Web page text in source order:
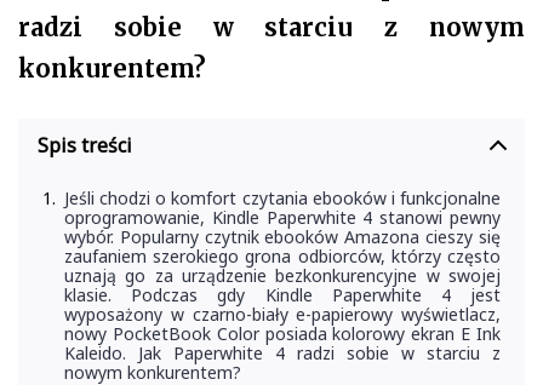
radzi sobie w starciu z nowym
konkurentem?
Spis treści
Jeśli chodzi o komfort czytania ebooków i funkcjonalne
oprogramowanie, Kindle Paperwhite 4 stanowi pewny
wybór. Popularny czytnik ebooków Amazona cieszy się
zaufaniem szerokiego grona odbiorców, którzy często
uznają go za urządzenie bezkonkurencyjne w swojej
klasie. Podczas gdy Kindle Paperwhite 4 jest
wyposażony w czarno-biały e-papierowy wyświetlacz,
nowy PocketBook Color posiada kolorowy ekran E Ink
Kaleido. Jak Paperwhite 4 radzi sobie w starciu z
nowym konkurentem?